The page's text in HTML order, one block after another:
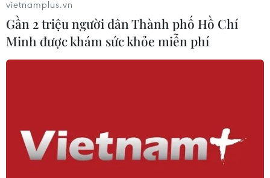
vietnamplus.vn
Gần 2 triệu người dân Thành phố Hồ Chí
Minh được khám sức khỏe miễn phí